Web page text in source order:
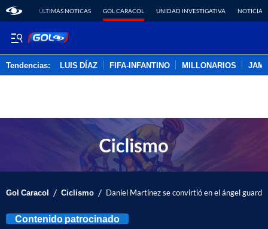
ÚLTIMAS NOTICAS GOL CARACOL UNIDAD INVESTIGATIVA NOTICIAS
Tendencias: LUIS DÍAZ FIFA-INFANTINO MILLONARIOS
Gol Caracol / Ciclismo / Daniel Martínez se convirtió en el ángel
Contenido patrocinado